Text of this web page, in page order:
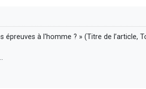
épreuves à l'homme ? » (Titre de l’article,